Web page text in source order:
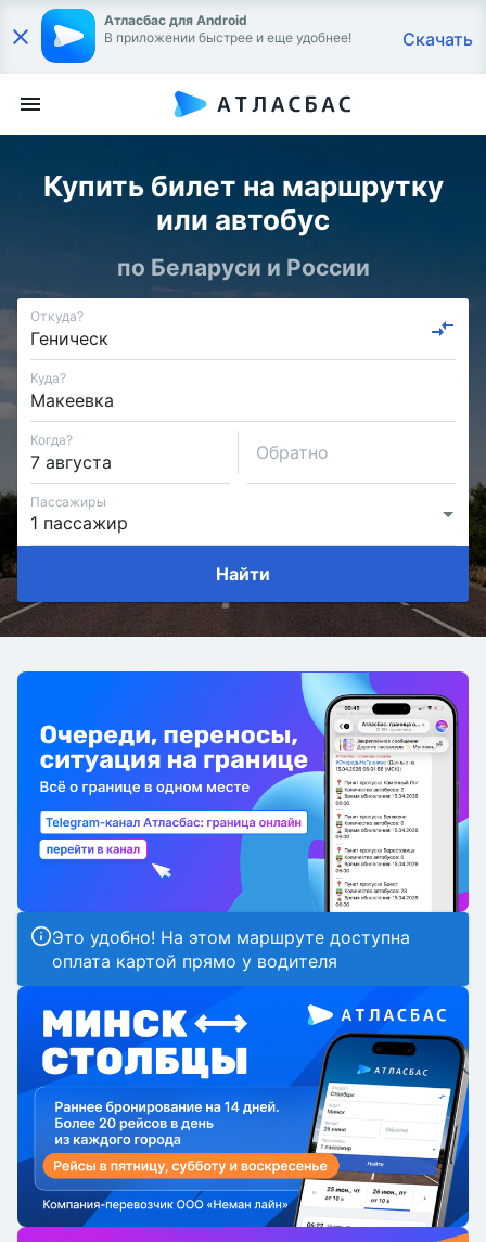
Атласбас для Android
В приложении быстрее и еще удобнее!
Скачать
Купить билет на маршрутку
или автобус
по Беларуси и России
Откуда?
Куда?
Когда?
Обратно
Пассажиры
Найти
Это удобно! На этом маршруте доступна
оплата картой прямо у водителя